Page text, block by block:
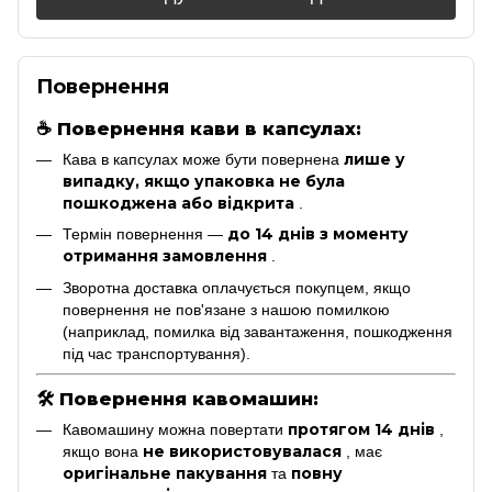
Повернення
☕ Повернення кави в капсулах:
Кава в капсулах може бути повернена лише у
випадку, якщо упаковка не була
пошкоджена або відкрита
Термін повернення — до 14 днів з моменту
отримання замовлення .
Зворотна доставка оплачується покупцем, якщо
повернення не пов'язане з нашою помилкою
(наприклад, помилка від завантаження, пошкодження
під час транспортування).
🛠 Повернення кавомашин:
Кавомашину можна повертати протягом 14 днів
якщо вона не використовувалася , має
оригінальне пакування та повну